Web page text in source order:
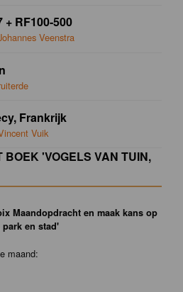
RF100-500
Veenstra
Frankrijk
Vuik
'VOGELS VAN TUIN,
Maandopdracht en maak kans op
en stad'
maand: